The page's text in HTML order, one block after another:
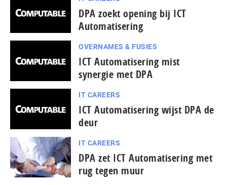
DPA zoekt opening bij ICT
Automatisering
OVERNAMES & FUSIES
ICT Automatisering mist
synergie met DPA
IT CAREERS
ICT Automatisering wijst DPA de
deur
IT CAREERS
DPA zet ICT Automatisering met
rug tegen muur